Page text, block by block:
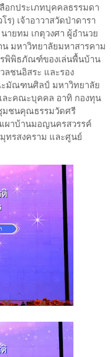
อกประเภทบุคคลธรรมดา
) เจ้าอาวาสวัดป่าดารา
ายทม เกตุวงศา ผู้อำนวย
มหาวิทยาลัยมหาสารคาม
พิพิธภัณฑ์ของเล่นพื้นบ้าน
ลชนอิสระ และรอง
มัณฑนศิลป์ มหาวิทยาลัย
ะคณะบุคคล อาทิ กองทุน
มชนคุณธรรมวัดศรี
ผาบ้านมอญนครสวรรค์
ทรสงคราม และศูนย์